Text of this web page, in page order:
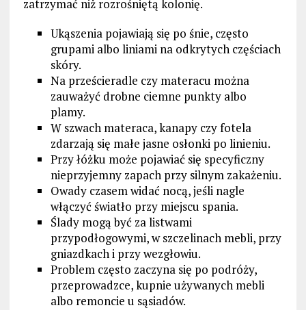
zatrzymać niż rozrośniętą kolonię.
Ukąszenia pojawiają się po śnie, często
grupami albo liniami na odkrytych częściach
skóry.
Na prześcieradle czy materacu można
zauważyć drobne ciemne punkty albo
plamy.
W szwach materaca, kanapy czy fotela
zdarzają się małe jasne osłonki po linieniu.
Przy łóżku może pojawiać się specyficzny
nieprzyjemny zapach przy silnym zakażeniu.
Owady czasem widać nocą, jeśli nagle
włączyć światło przy miejscu spania.
Ślady mogą być za listwami
przypodłogowymi, w szczelinach mebli, przy
gniazdkach i przy wezgłowiu.
Problem często zaczyna się po podróży,
przeprowadzce, kupnie używanych mebli
albo remoncie u sąsiadów.